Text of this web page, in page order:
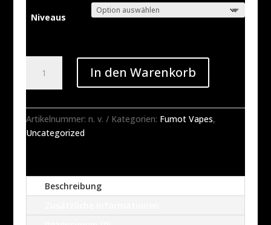
Niveaus
Tornado
20000
Vape
-
Vape)
Menge
In den Warenkorb
Artikelnummer: n. v. Kategorien: Fumot Vapes,
Uncategorized
Beschreibung